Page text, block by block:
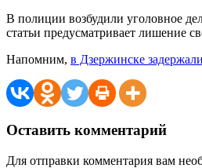
В полиции возбудили уголовное
статьи предусматривает лишение
Напомним, в Дзержинске
Оставить комментарий
Для отправки комментария вам